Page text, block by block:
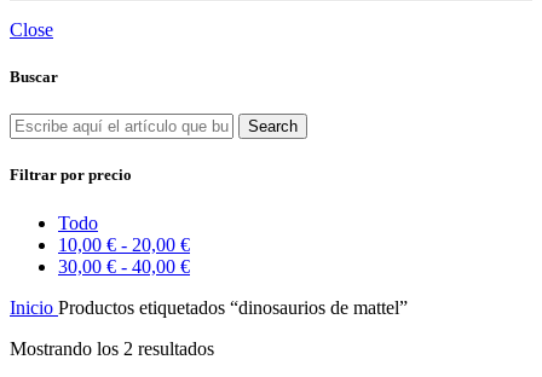
Close
Buscar
Search
Filtrar por precio
Todo
10,00 € - 20,00 €
30,00 € - 40,00 €
Inicio Productos etiquetados “dinosaurios de mattel”
Mostrando los 2 resultados